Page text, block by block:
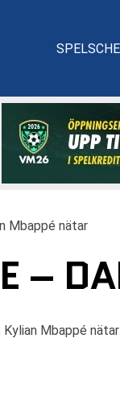
Mbappé nätar
–
Kylian Mbappé nätar